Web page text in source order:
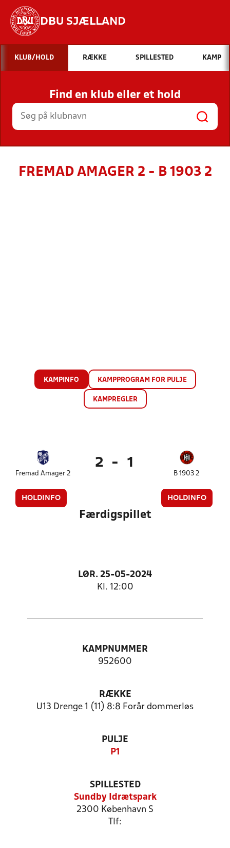
DBU SJÆLLAND
Hvad vil du søge efter?
INDHOLD OG NYHEDER
STILLINGER, RESULTATER, KLUBBER OG
HOLD
KLUB/HOLD RÆKKE SPILLESTED KAMP
Find en klub eller et hold
FREMAD AMAGER 2 - B 1903 2
KAMPINFO KAMPPROGRAM FOR PULJE
KAMPREGLER
Fremad Amager 2
HOLDINFO
2 - 1
B 1903 2
HOLDINFO
Færdigspillet
LØR. 25-05-2024
Kl. 12:00
KAMPNUMMER
952600
RÆKKE
U13 Drenge 1 (11) 8:8 Forår dommerløs
PULJE
P1
SPILLESTED
Sundby Idrætspark
2300 København S
Tlf: